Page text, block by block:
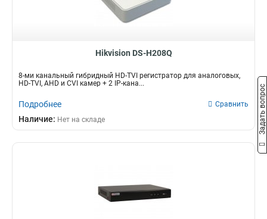
Hikvision DS-H208Q
8-ми канальный гибридный HD-TVI регистратор для аналоговых,
HD-TVI, AHD и CVI камер + 2 IP-кана...
Подробнее Сравнить
Наличие: Нет на складе Задать вопрос